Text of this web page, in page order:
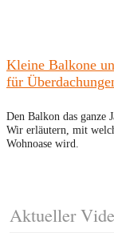
Kleine Balkone
für
Den Balkon das ganze
Wir erläutern, mit
Wohnoase wird.
Aktueller